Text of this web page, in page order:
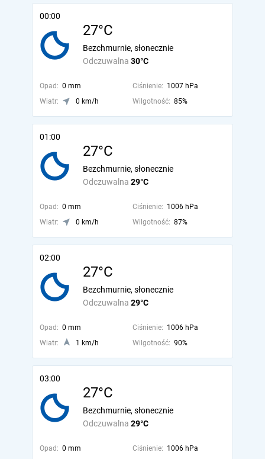
00:00
27°C
Odczuwalna 30°C
Bezchmurnie, słonecznie
Opad: 0 mm Ciśnienie: 1007 hPa
Wiatr:
0 km/h Wilgotność: 85%
01:00
27°C
Odczuwalna 29°C
Bezchmurnie, słonecznie
Opad: 0 mm Ciśnienie: 1006 hPa
Wiatr:
0 km/h Wilgotność: 87%
02:00
27°C
Odczuwalna 29°C
Bezchmurnie, słonecznie
Opad: 0 mm Ciśnienie: 1006 hPa
Wiatr:
1 km/h Wilgotność: 90%
03:00
27°C
Odczuwalna 29°C
Bezchmurnie, słonecznie
Opad: 0 mm Ciśnienie: 1006 hPa